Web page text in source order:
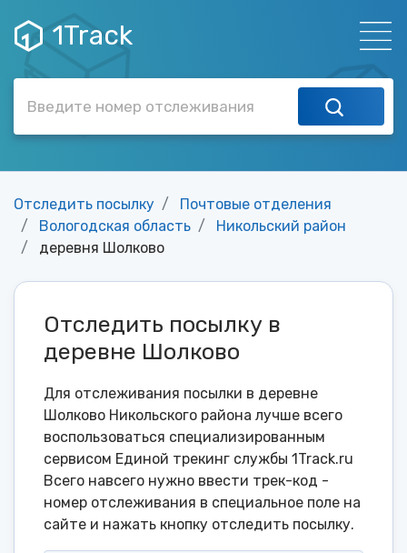
1Track
Отследить посылку
Почтовые отделения
Вологодская область
Никольский район
деревня Шолково
Отследить посылку в
деревне Шолково
Для отслеживания посылки в деревне
Шолково Никольского района лучше всего
воспользоваться специализированным
сервисом Единой трекинг службы 1Track.ru
Всего навсего нужно ввести трек-код -
номер отслеживания в специальное поле на
сайте и нажать кнопку отследить посылку.